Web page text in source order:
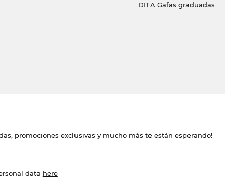
DITA Gafas graduadas
promociones exclusivas y mucho más te están esperando!
data here